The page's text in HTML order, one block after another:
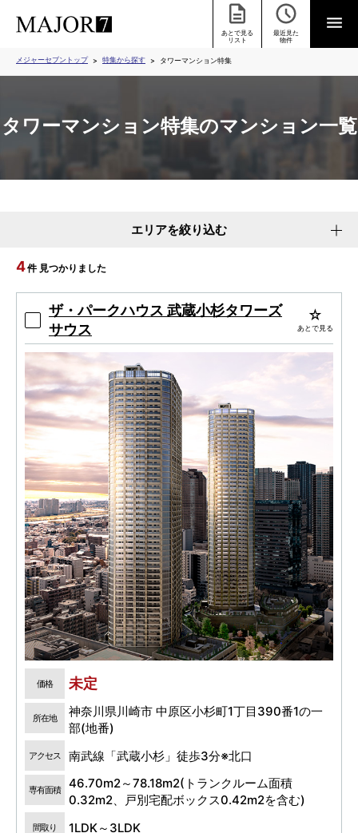
あとで見る
リスト
最近見た
物件
メジャーセブントップ 特集から探す タワーマンション特集
タワーマンション特集のマンション一覧
エリアを絞り込む
4件 見つかりました
ザ・パークハウス 武蔵小杉タワーズ
サウス
あとで見る
価格 未定
所在地
神奈川県川崎市 中原区小杉町1丁目390番1の一
部(地番)
アクセス 南武線「武蔵小杉」徒歩3分※北口
専有面積
46.70m2～78.18m2(トランクルーム面積
0.32m2、戸別宅配ボックス0.42m2を含む)
間取り 1LDK～3LDK